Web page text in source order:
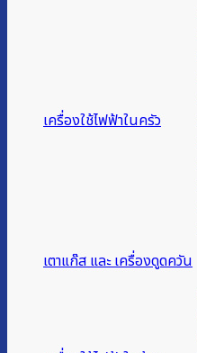
เครื่องใช้ไฟฟ้าในครัว
เตาแก๊ส และ เครื่องดูดควัน